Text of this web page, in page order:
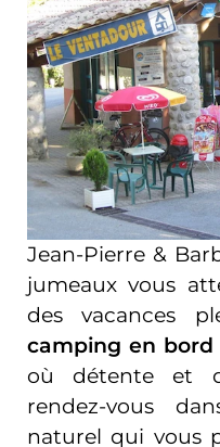
Jean-Pierre &
jumeaux vous
des vacances
camping en bord
où détente et
rendez-vous
naturel qui vous